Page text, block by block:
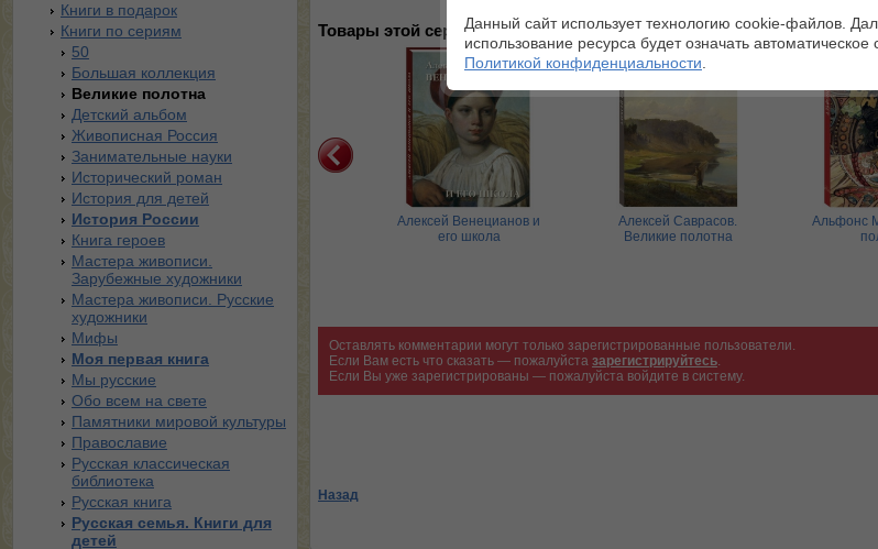
Книги в подарок
Книги по сериям
50
Большая коллекция
Великие полотна
Детский альбом
Живописная Россия
Занимательные науки
Исторический роман
История для детей
История России
Книга героев
Мастера живописи.
Зарубежные художники
Мастера живописи. Русские
художники
Мифы
Моя первая книга
Мы русские
Обо всем на свете
Памятники мировой культуры
Православие
Русская классическая
библиотека
Русская книга
Русская семья. Книги для
детей
Товары этой серии:
Великие
полотна
Импрессионизм. Пейзаж.
Алексей Венецианов и
его школа
Алексей Саврасов.
Великие полотна
Альфонс
Оставлять комментарии могут только зарегистрированные пользователи.
Если Вам есть что сказать — пожалуйста зарегистрируйтесь.
Если Вы уже зарегистрированы — пожалуйста войдите в систему.
Назад
Данный сайт использует технологию cookie-файлов.
использование ресурса будет означать
Политикой конфиденциальности